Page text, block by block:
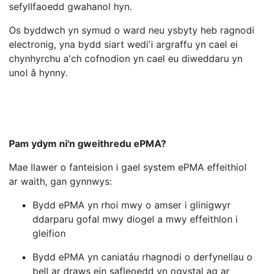
sefyllfaoedd gwahanol hyn.
Os byddwch yn symud o ward neu ysbyty heb ragnodi
electronig, yna bydd siart wedi'i argraffu yn cael ei
chynhyrchu a'ch cofnodion yn cael eu diweddaru yn
unol â hynny.
Pam ydym ni'n gweithredu ePMA?
Mae llawer o fanteision i gael system ePMA effeithiol
ar waith, gan gynnwys:
Bydd ePMA yn rhoi mwy o amser i glinigwyr
ddarparu gofal mwy diogel a mwy effeithlon i
gleifion
Bydd ePMA yn caniatáu rhagnodi o derfynellau o
bell ar draws ein safleoedd yn ogystal ag ar